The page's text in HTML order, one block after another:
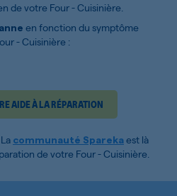
de votre Four - Cuisinière.
en fonction du symptôme
- Cuisinière :
AIDE À LA RÉPARATION
communauté Spareka est là
de votre Four - Cuisinière.